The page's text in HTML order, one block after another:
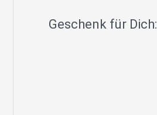
Geschenk für Dich: